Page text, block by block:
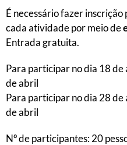
É necessário fazer
cada atividade por meio de
Entrada gratuita.
Para participar no dia 18
de abril
Para participar no dia 28
de abril
Nº de participantes: 20